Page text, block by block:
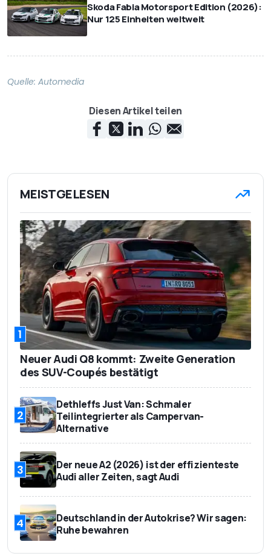
Skoda Fabia Motorsport Edition (2026):
Nur 125 Einheiten weltweit
Quelle: Automedia
Diesen Artikel teilen
MEISTGELESEN
1
Neuer Audi Q8 kommt: Zweite Generation
des SUV-Coupés bestätigt
2
Dethleffs Just Van: Schmaler
Teilintegrierter als Campervan-
Alternative
3
Der neue A2 (2026) ist der effizienteste
Audi aller Zeiten, sagt Audi
4
Deutschland in der Autokrise? Wir sagen:
Ruhe bewahren